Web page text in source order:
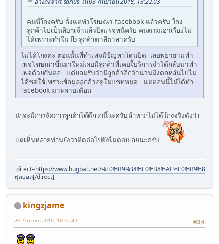
คนนี้โกงครับ ตั้งแต่ทำโฆษณา facebook แล้วครับ โกง
ลูกค้าไปเป็นสิบๆเจ้าแล้วปิดเพจหนีครับ คนตามเอาเรื่องไม่
ได้เพราะทำใน fb ลูกค้าตาสีตาสาครับ
ไม่ได้โกงค่ะ ตอนนั้นที่ทำเพจมีปัญหาโดนปิด เลยพยายามทำ
เพจโฆษณาขึ้นมาใหม่เลยมีลูกค้าที่เคยใ้บริการจำได้กลับมาทำ
เพจด้วยกันต่อ แต่ยอมรับว่ามีลูกค้าอีกจำนวนนึงตกหล่นไปไม
ได้ชดใช้เพราะข้อมูลลูกค้าอยู่ในแชทหมด แต่ตอนนี้ไม่ได้ทำ
facebook มาหลายเดือน
น่าจะมีการจัดการลูกค้าได้ดีกว่านี้นะครับ ถ้าหากไม่ได้โกงจริงดังว่า
แต่เห็นหลายท่านยังว่าติดต่อไปยังไม่ตอบเลยนะครับ
[direct=https://www.hugball.net/
ฟุตบอล[/direct]
kingzjame
#34
26 กันยายน 2018, 16:32:49